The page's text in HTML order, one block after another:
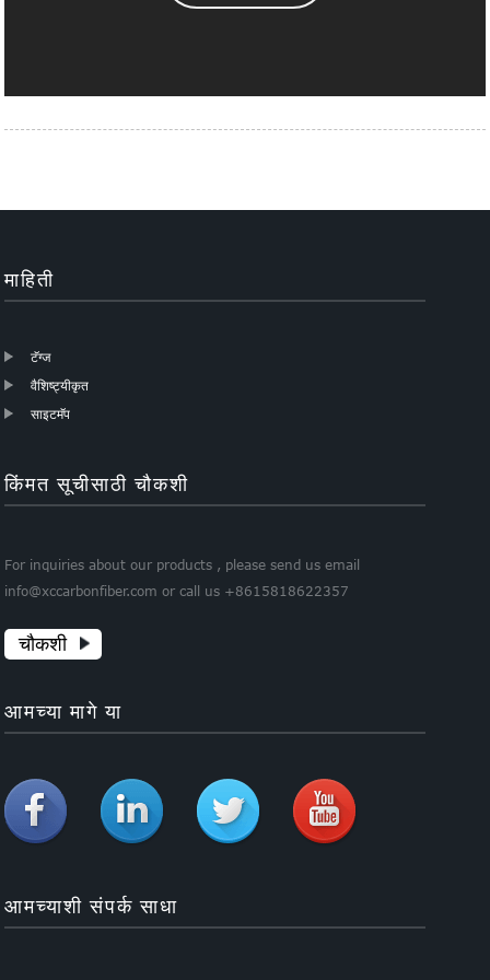
माहिती
टॅग्ज
वैशिष्ट्यीकृत
साइटमॅप
किंमत सूचीसाठी चौकशी
For inquiries about our products , please send us email
info@xccarbonfiber.com or call us +8615818622357
चौकशी
आमच्या मागे या
आमच्याशी संपर्क साधा